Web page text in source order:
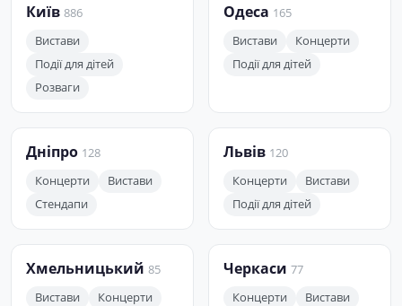
Київ 886
Вистави
Події для дітей
Розваги
Одеса 165
Вистави
Концерти
Події для дітей
Дніпро 128
Концерти
Вистави
Стендапи
Львів 120
Концерти
Вистави
Події для дітей
Хмельницький 85
Вистави
Концерти
Черкаси 77
Концерти
Вистави